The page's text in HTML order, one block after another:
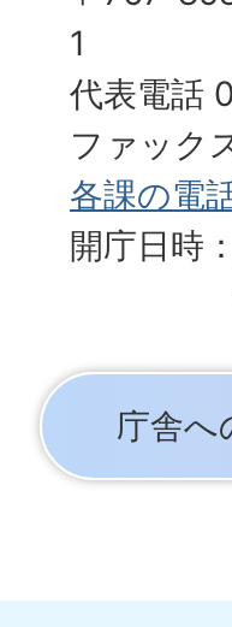
1
代表電話
ファック
各課の電
開庁日時
庁舎へ